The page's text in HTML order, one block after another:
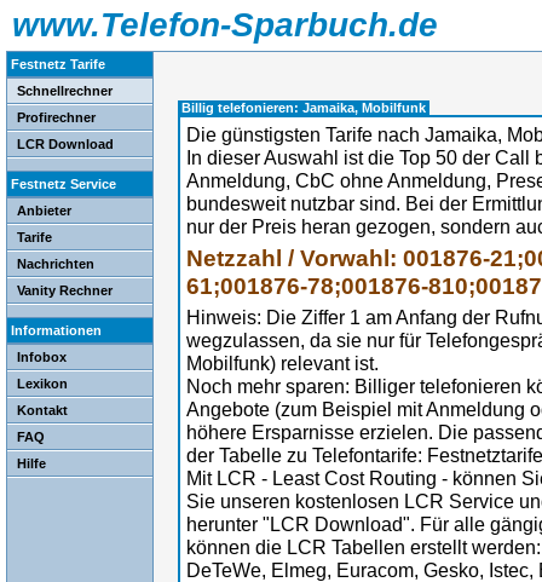
www.Telefon-Sparbuch.de
Festnetz Tarife
Schnellrechner
Profirechner
LCR Download
Festnetz Service
Anbieter
Tarife
Nachrichten
Vanity Rechner
Informationen
Infobox
Lexikon
Kontakt
FAQ
Hilfe
Billig telefonieren: Jamaika, Mobilfunk
Die günstigsten Tarife nach Jamaika,
In dieser Auswahl ist die Top 50 der Call
Anmeldung, CbC ohne Anmeldung,
bundesweit nutzbar sind. Bei der
nur der Preis heran gezogen, sondern
Netzzahl / Vorwahl: 001876-
61;001876-78;001876-
Hinweis: Die Ziffer 1 am Anfang der
wegzulassen, da sie nur für
Mobilfunk) relevant ist.
Noch mehr sparen: Billiger telefonieren
Angebote (zum Beispiel mit Anmeldung
höhere Ersparnisse erzielen. Die
der Tabelle zu Telefontarife:
Mit LCR - Least Cost Routing - können
Sie unseren kostenlosen LCR Service
herunter "LCR Download". Für alle
können die LCR Tabellen erstellt
DeTeWe, Elmeg, Euracom, Gesko, Istec,